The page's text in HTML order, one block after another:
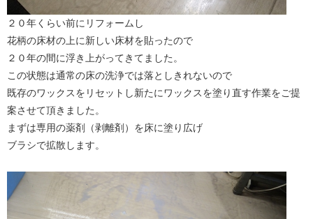
２０年くらい前にリフォームし
花柄の床材の上に新しい床材を貼ったので
２０年の間に浮き上がってきてました。
この状態は通常の床の洗浄では落としきれないので
既存のワックスをリセットし新たにワックスを塗り直す作業をご提
案させて頂きました。
まずは専用の薬剤（剥離剤）を床に塗り広げ
ブラシで拡散します。